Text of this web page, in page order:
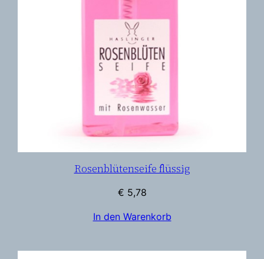
Rosenblütenseife flüssig
€ 5,78
In den Warenkorb